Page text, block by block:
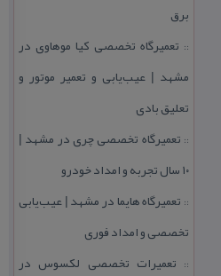
برق
:: تعمیرگاه تخصصی كیا موهاوی در
مشهد | عیب‌یابی و تعمیر موتور و
تعلیق بادی
:: تعمیرگاه تخصصی چری در مشهد |
۱۰ سال تجربه و امداد خودرو
:: تعمیرگاه هایما در مشهد | عیب‌یابی
تخصصی و امداد فوری
:: تعمیرات تخصصی لكسوس در